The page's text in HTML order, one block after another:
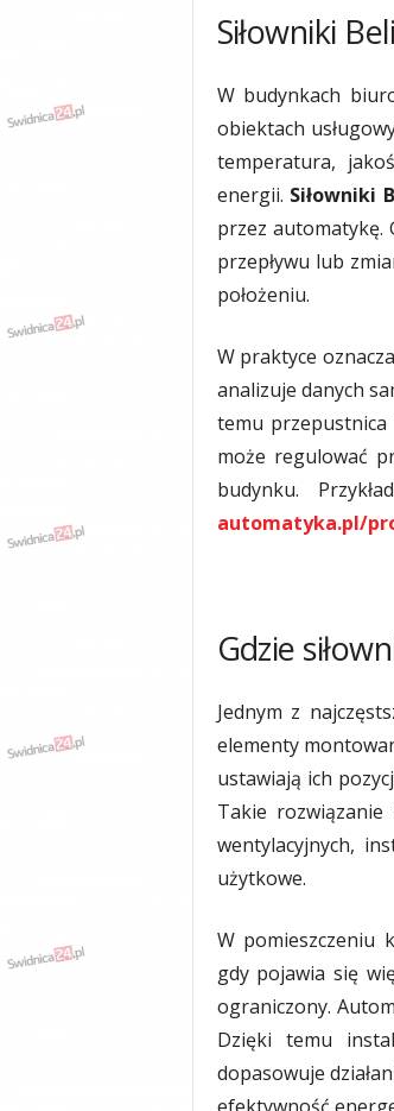
Siłowniki
W budynkach
obiektach
temperatura,
energii. Siłowniki
przez automatykę.
przepływu lub
położeniu.
W praktyce
analizuje danych
temu przepustnica
może regulować
budynku.
automatyka.pl/
Gdzie
Jednym z
elementy
ustawiają ich
Takie rozwiązanie
wentylacyjnych,
użytkowe.
W pomieszczeniu
gdy pojawia się
ograniczony.
Dzięki temu
dopasowuje